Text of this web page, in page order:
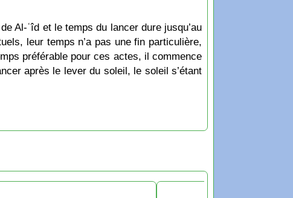
Al-ʿîd et le temps du lancer dure jusqu’au
leur temps n’a pas une fin particulière,
préférable pour ces actes, il commence
après le lever du soleil, le soleil s’étant